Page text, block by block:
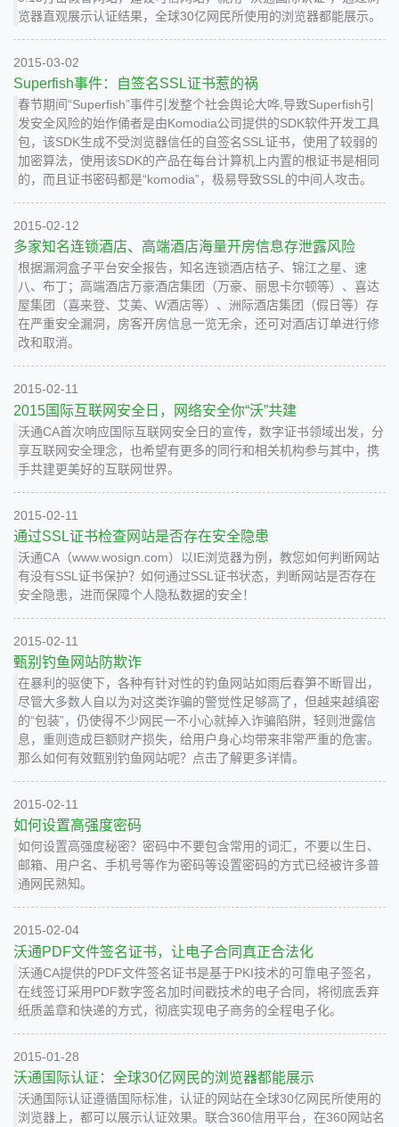
览器直观展示认证结果，全球30亿网民所使用的浏览器都能展示。
2015-03-02
Superfish事件：自签名SSL证书惹的祸
春节期间“Superfish”事件引发整个社会舆论大哗,导致Superfish引
发安全风险的始作俑者是由Komodia公司提供的SDK软件开发工具
包，该SDK生成不受浏览器信任的自签名SSL证书，使用了较弱的
加密算法，使用该SDK的产品在每台计算机上内置的根证书是相同
的，而且证书密码都是“komodia”，极易导致SSL的中间人攻击。
2015-02-12
多家知名连锁酒店、高端酒店海量开房信息存泄露风险
根据漏洞盒子平台安全报告，知名连锁酒店桔子、锦江之星、速
八、布丁；高端酒店万豪酒店集团（万豪、丽思卡尔顿等）、喜达
屋集团（喜来登、艾美、W酒店等）、洲际酒店集团（假日等）存
在严重安全漏洞，房客开房信息一览无余，还可对酒店订单进行修
改和取消。
2015-02-11
2015国际互联网安全日，网络安全你“沃”共建
沃通CA首次响应国际互联网安全日的宣传，数字证书领域出发，分
享互联网安全理念，也希望有更多的同行和相关机构参与其中，携
手共建更美好的互联网世界。
2015-02-11
通过SSL证书检查网站是否存在安全隐患
沃通CA（www.wosign.com）以IE浏览器为例，教您如何判断网站
有没有SSL证书保护？如何通过SSL证书状态，判断网站是否存在
安全隐患，进而保障个人隐私数据的安全！
2015-02-11
甄别钓鱼网站防欺诈
在暴利的驱使下，各种有针对性的钓鱼网站如雨后春笋不断冒出，
尽管大多数人自以为对这类诈骗的警觉性足够高了，但越来越缜密
的“包装”，仍使得不少网民一不小心就掉入诈骗陷阱，轻则泄露信
息，重则造成巨额财产损失，给用户身心均带来非常严重的危害。
那么如何有效甄别钓鱼网站呢？点击了解更多详情。
2015-02-11
如何设置高强度密码
如何设置高强度秘密？密码中不要包含常用的词汇，不要以生日、
邮箱、用户名、手机号等作为密码等设置密码的方式已经被许多普
通网民熟知。
2015-02-04
沃通PDF文件签名证书，让电子合同真正合法化
沃通CA提供的PDF文件签名证书是基于PKI技术的可靠电子签名，
在线签订采用PDF数字签名加时间戳技术的电子合同，将彻底丢弃
纸质盖章和快递的方式，彻底实现电子商务的全程电子化。
2015-01-28
沃通国际认证：全球30亿网民的浏览器都能展示
沃通国际认证遵循国际标准，认证的网站在全球30亿网民所使用的
浏览器上，都可以展示认证效果。联合360信用平台，在360网站名